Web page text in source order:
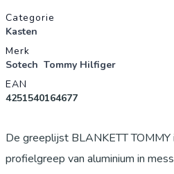
Productgegevens
Categorie
Kasten
Merk
Sotech Tommy Hilfiger
EAN
4251540164677
De greeplijst BLANKETT
profielgreep van aluminium in